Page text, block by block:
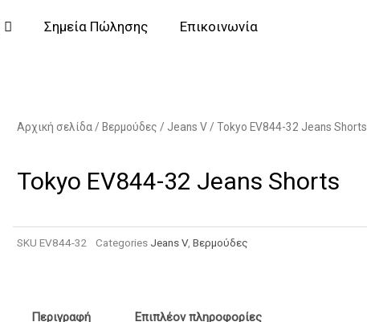
Σημεία Πώλησης Επικοινωνία
Αρχική σελίδα / Βερμούδες / Jeans V / Tokyo EV844-32 Jeans Shorts
Tokyo EV844-32 Jeans Shorts
SKU EV844-32 Categories Jeans V, Βερμούδες
Περιγραφή Επιπλέον πληροφορίες